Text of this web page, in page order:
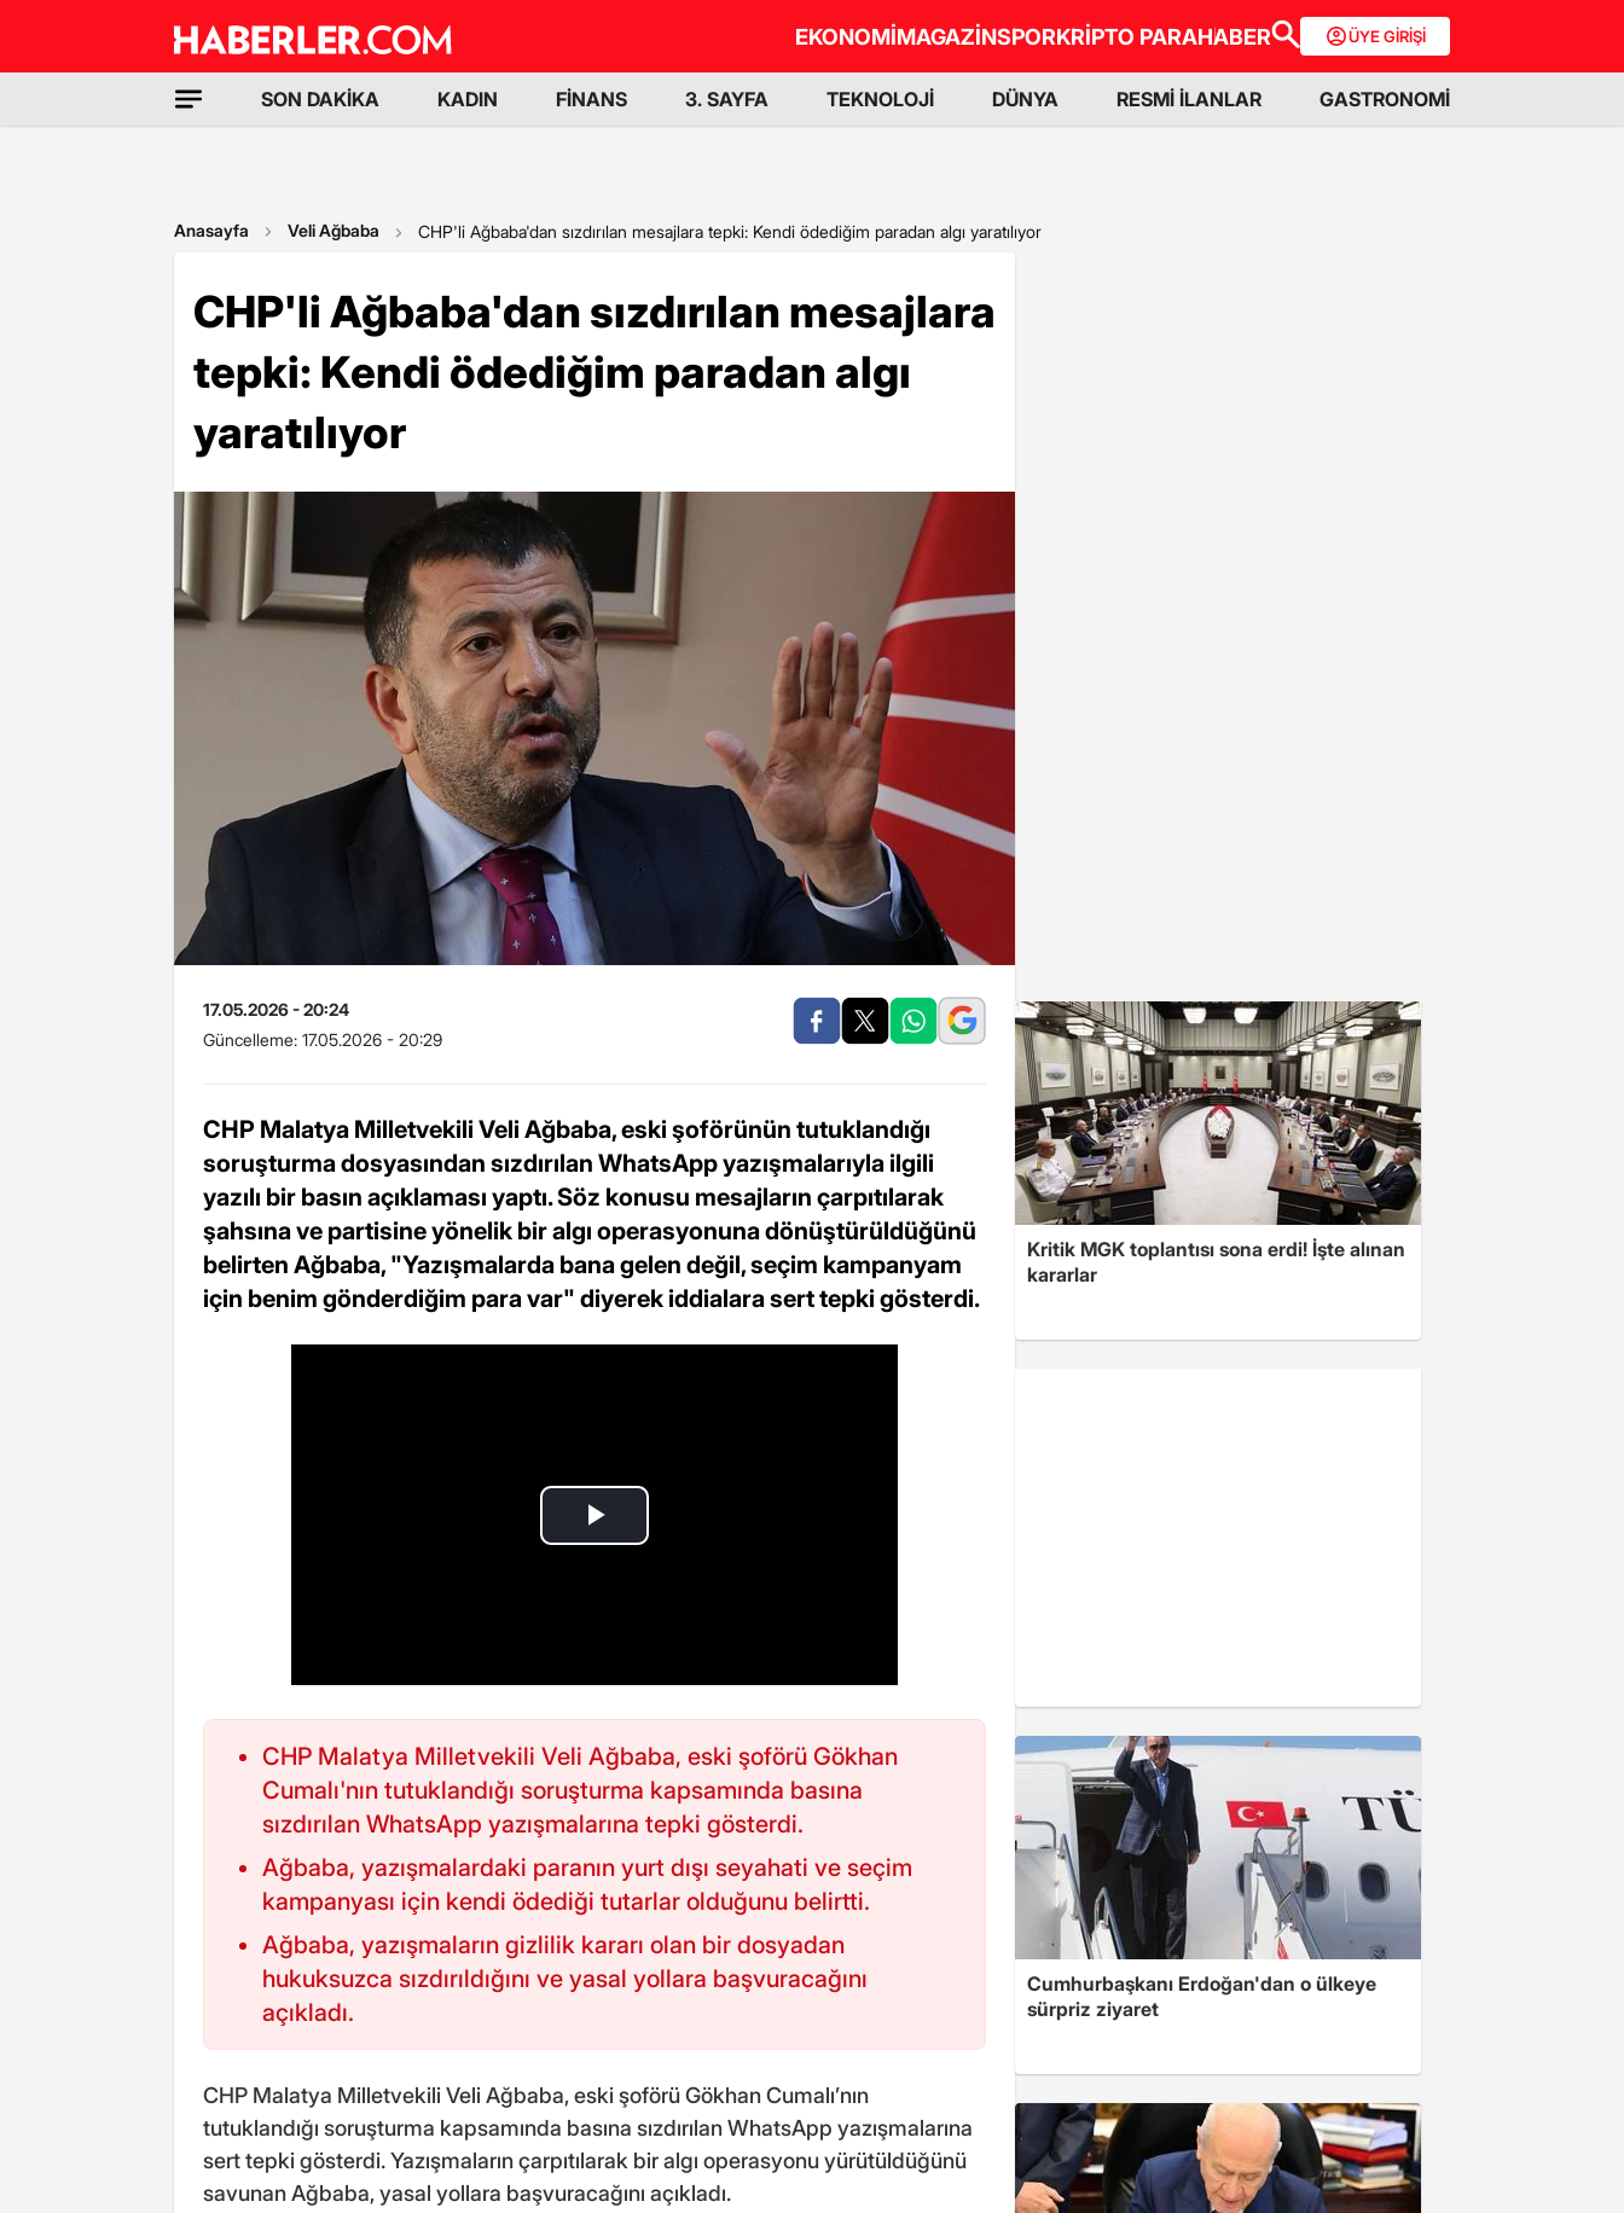
EKONOMİMAGAZİNSPORKRİPTO PARAHABER ÜYE GİRİŞİ
SON DAKİKA KADIN FİNANS 3. SAYFA TEKNOLOJİ DÜNYA RESMİ İLANLAR GASTRONOMİ
Anasayfa Veli Ağbaba CHP'li Ağbaba'dan sızdırılan mesajlara tepki: Kendi ödediğim paradan algı yaratılıyor
CHP'li Ağbaba'dan sızdırılan mesajlara
tepki: Kendi ödediğim paradan algı
yaratılıyor
17.05.2026 - 20:24
Güncelleme: 17.05.2026 - 20:29
CHP Malatya Milletvekili Veli Ağbaba, eski şoförünün tutuklandığı
soruşturma dosyasından sızdırılan WhatsApp yazışmalarıyla ilgili
yazılı bir basın açıklaması yaptı. Söz konusu mesajların çarpıtılarak
şahsına ve partisine yönelik bir algı operasyonuna dönüştürüldüğünü
belirten Ağbaba, "Yazışmalarda bana gelen değil, seçim kampanyam
için benim gönderdiğim para var" diyerek iddialara sert tepki gösterdi.
CHP Malatya Milletvekili Veli Ağbaba, eski şoförü Gökhan
Cumalı'nın tutuklandığı soruşturma kapsamında basına
sızdırılan WhatsApp yazışmalarına tepki gösterdi.
Ağbaba, yazışmalardaki paranın yurt dışı seyahati ve seçim
kampanyası için kendi ödediği tutarlar olduğunu belirtti.
Ağbaba, yazışmaların gizlilik kararı olan bir dosyadan
hukuksuzca sızdırıldığını ve yasal yollara başvuracağını
açıkladı.
CHP Malatya Milletvekili Veli Ağbaba, eski şoförü Gökhan Cumalı’nın
tutuklandığı soruşturma kapsamında basına sızdırılan WhatsApp yazışmalarına
sert tepki gösterdi. Yazışmaların çarpıtılarak bir algı operasyonu yürütüldüğünü
savunan Ağbaba, yasal yollara başvuracağını açıkladı.
Kritik MGK toplantısı sona erdi! İşte alınan
kararlar
Cumhurbaşkanı Erdoğan'dan o ülkeye
sürpriz ziyaret